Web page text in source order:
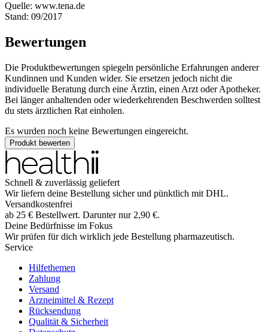
Quelle: www.tena.de
Stand: 09/2017
Bewertungen
Die Produktbewertungen spiegeln persönliche Erfahrungen anderer
Kundinnen und Kunden wider. Sie ersetzen jedoch nicht die
individuelle Beratung durch eine Ärztin, einen Arzt oder Apotheker.
Bei länger anhaltenden oder wiederkehrenden Beschwerden solltest
du stets ärztlichen Rat einholen.
Es wurden noch keine Bewertungen eingereicht.
Produkt bewerten
Schnell & zuverlässig geliefert
Wir liefern deine Bestellung sicher und pünktlich mit DHL.
Versandkostenfrei
ab 25 € Bestellwert. Darunter nur 2,90 €.
Deine Bedürfnisse im Fokus
Wir prüfen für dich wirklich jede Bestellung pharmazeutisch.
Service
Hilfethemen
Zahlung
Versand
Arzneimittel & Rezept
Rücksendung
Qualität & Sicherheit